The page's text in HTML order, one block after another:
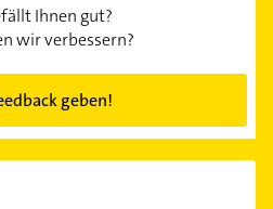
Ihnen gut?
wir verbessern?
geben!